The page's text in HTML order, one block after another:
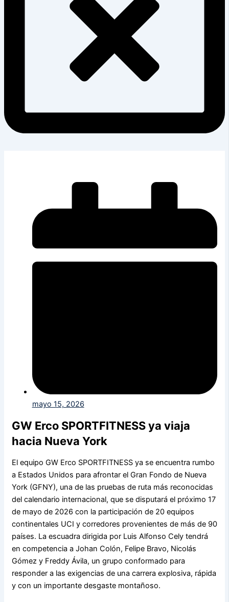
mayo 15, 2026
GW Erco SPORTFITNESS ya viaja
hacia Nueva York
El equipo GW Erco SPORTFITNESS ya se encuentra rumbo
a Estados Unidos para afrontar el Gran Fondo de Nueva
York (GFNY), una de las pruebas de ruta más reconocidas
del calendario internacional, que se disputará el próximo 17
de mayo de 2026 con la participación de 20 equipos
continentales UCI y corredores provenientes de más de 90
países. La escuadra dirigida por Luis Alfonso Cely tendrá
en competencia a Johan Colón, Felipe Bravo, Nicolás
Gómez y Freddy Ávila, un grupo conformado para
responder a las exigencias de una carrera explosiva, rápida
y con un importante desgaste montañoso.